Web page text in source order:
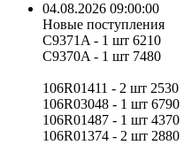
04.08.2026 09:00:00
Новые поступления
C9371A - 1 шт 6210
C9370A - 1 шт 7480
106R01411 - 2 шт 2530
106R03048 - 1 шт 6790
106R01487 - 1 шт 4370
106R01374 - 2 шт 2880